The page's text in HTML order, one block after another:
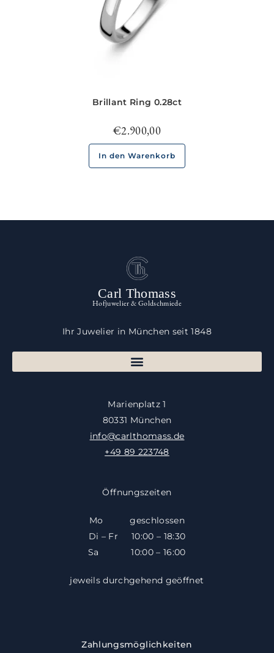
Brillant Ring 0.28ct
€2.900,00
In den Warenkorb
Carl Thomass
Hofjuwelier & Goldschmiede
Ihr Juwelier in München seit 1848
Marienplatz 1
80331 München
info@carlthomass.de
+49 89 223748
Öffnungszeiten
Mo geschlossen
Di – Fr 10:00 – 18:30
​​Sa 10:00 – 16:00
jeweils durchgehend geöffnet
Zahlungsmöglichkeiten